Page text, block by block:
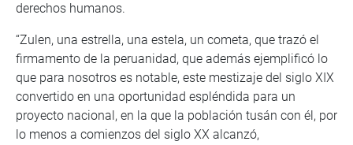
derechos humanos.
“Zulen, una estrella, una estela, un cometa, que trazó el
firmamento de la peruanidad, que además ejemplificó lo
que para nosotros es notable, este mestizaje del siglo XIX
convertido en una oportunidad espléndida para un
proyecto nacional, en la que la población tusán con él, por
lo menos a comienzos del siglo XX alcanzó,